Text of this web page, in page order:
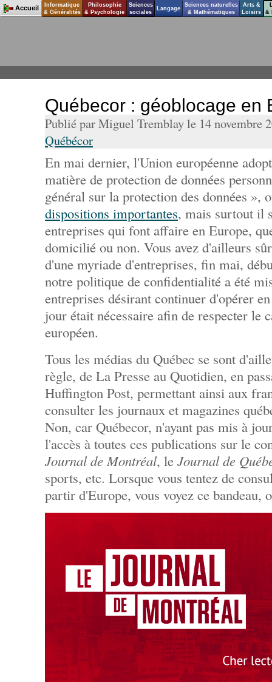
Québecor : géoblocage en
Publié par Miguel Tremblay le 14 novembre
Québécor
En mai dernier, l'Union européenne
matière de protection de données
général sur la protection des données »,
dispositions importantes, mais surtout il
entreprises qui font affaire en Europe,
domicilié ou non. Vous avez d'ailleurs
d'une myriade d'entreprises, fin mai,
notre politique de confidentialité a été
entreprises désirant continuer d'opérer
jour était nécessaire afin de respecter le
européen.
Tous les médias du Québec se sont
règle, de La Presse au Quotidien, en
Huffington Post, permettant ainsi aux
consulter les journaux et magazines
Non, car Québecor, n'ayant pas mis à
l'accès à toutes ces publications sur le
Journal de Montréal, le Journal de
sports, etc. Lorsque vous tentez de
partir d'Europe, vous voyez ce bandeau,
Accueil
Informatique
& Généralités
Philosophie
& Psychologie
Sciences
sociales
Langage
Sciences naturelles
& Mathématiques
Arts &
Loisirs
&